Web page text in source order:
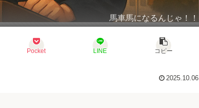
馬車馬になるんじゃ！！
Pocket LINE コピー
2025.10.06